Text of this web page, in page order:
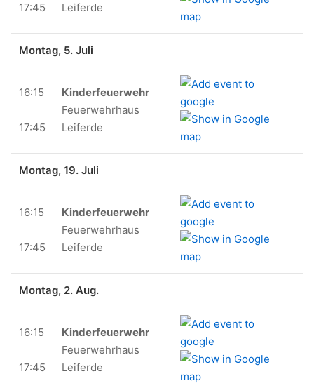
17:45
Leiferde
Montag, 5. Juli
16:15
17:45
Kinderfeuerwehr
Feuerwehrhaus
Leiferde
Montag, 19. Juli
16:15
17:45
Kinderfeuerwehr
Feuerwehrhaus
Leiferde
Montag, 2. Aug.
16:15
17:45
Kinderfeuerwehr
Feuerwehrhaus
Leiferde